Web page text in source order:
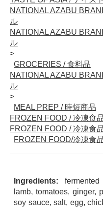
NATIONAL AZABU
ル
NATIONAL AZABU
ル
GROCERIES / 食料品
NATIONAL AZABU
ル
MEAL PREP / 時短商品
FROZEN FOOD / 冷凍食
FROZEN FOOD / 冷凍食
FROZEN FOOD/冷凍食
Ingredients:
lamb, tomatoes, ginger,
soy sauce, salt, egg,